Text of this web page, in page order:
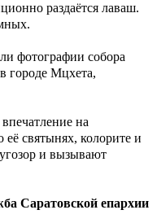
раздаётся лаваш.
фотографии собора
городе Мцхета,
на
её святынях, колорите и
и вызывают
Саратовской епархии